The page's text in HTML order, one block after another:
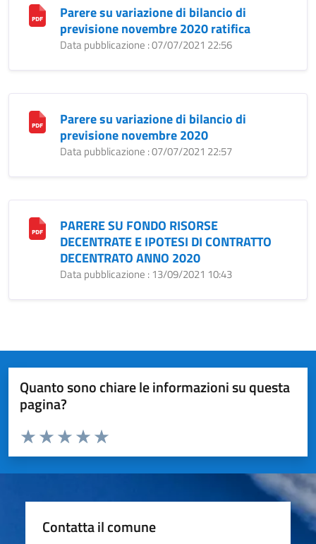
Parere su variazione di bilancio di
previsione novembre 2020 ratifica
Data pubblicazione : 07/07/2021 22:56
Parere su variazione di bilancio di
previsione novembre 2020
Data pubblicazione : 07/07/2021 22:57
PARERE SU FONDO RISORSE
DECENTRATE E IPOTESI DI CONTRATTO
DECENTRATO ANNO 2020
Data pubblicazione : 13/09/2021 10:43
Quanto sono chiare le informazioni su questa
pagina?
Valuta da 1 a 5 stelle la pagina
Valuta 5 stelle su 5
Valuta 4 stelle su 5
Valuta 3 stelle su 5
Valuta 2 stelle su 5
Valuta 1 stelle su 5
Contatta il comune